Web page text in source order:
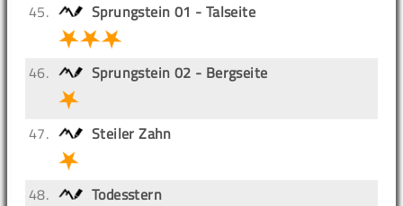
45. Sprungstein 01 - Talseite
46. Sprungstein 02 - Bergseite
47. Steiler Zahn
48. Todesstern